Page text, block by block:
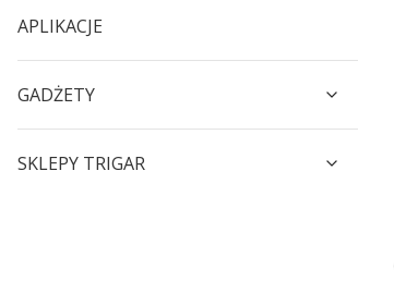
APLIKACJE
GADŻETY
SKLEPY TRIGAR